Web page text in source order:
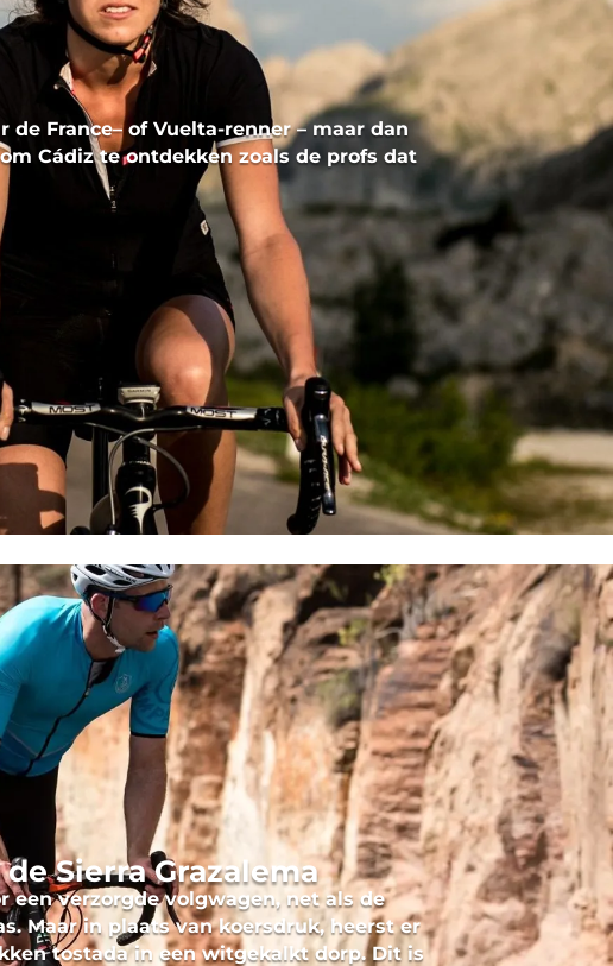
de France– ofVuelta-renner– maar dan
Cádiz te ontdekken zoals de profs dat
Sierra Grazalema
een verzorgde volgwagen, net als de
Maar in plaats van koersdruk, heerst er
tostada in een witgekalkt dorp. Dit is